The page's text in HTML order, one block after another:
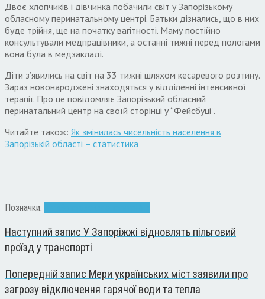
Двоє хлопчиків і дівчинка побачили світ у Запорізькому
обласному перинатальному центрі. Батьки дізнались, що в них
буде трійня, ще на початку вагітності. Маму постійно
консультували медпрацівники, а останні тижні перед пологами
вона була в медзакладі.
Діти з’явились на світ на 33 тижні шляхом кесаревого розтину.
Зараз новонароджені знаходяться у відділенні інтенсивної
терапії. Про це повідомляє Запорізький обласний
перинатальний центр на своїй сторінці у “Фейсбуці”.
Читайте також: Як змінилась чисельність населення в
Запорізькій області – статистика
Позначки:
Наступний запис У Запоріжжі відновлять пільговий
проїзд у транспорті
Попередній запис Мери українських міст заявили про
загрозу відключення гарячої води та тепла